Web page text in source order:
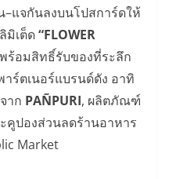
แจกันลงบนโปสการ์ดให้
มิเต็ด“FLOWER
ร้อมสิทธิ์รับของที่ระลึก
ร์ตเนอร์แบรนด์ดัง อาทิ
าก PAÑPURI, ผลิตภัณฑ์
คูปองส่วนลดร้านอาหาร
Market